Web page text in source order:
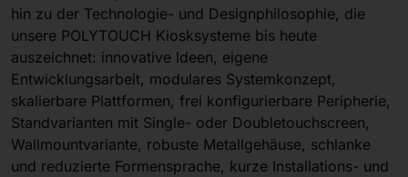
hin zu der Technologie- und Designphilosophie, die
unsere POLYTOUCH Kiosksysteme bis heute
auszeichnet: innovative Ideen, eigene
Entwicklungsarbeit, modulares Systemkonzept,
skalierbare Plattformen, frei konfigurierbare Peripherie,
Standvarianten mit Single- oder Doubletouchscreen,
Wallmountvariante, robuste Metallgehäuse, schlanke
und reduzierte Formensprache, kurze Installations- und